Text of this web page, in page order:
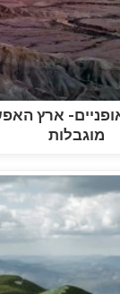
ארץ
מוגבלות